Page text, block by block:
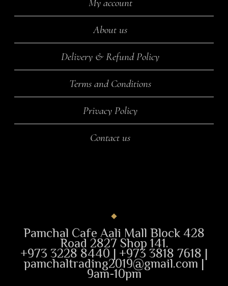
My account
About us
Delivery & Refund Policy
Terms and Conditions
Privacy Policy
Contact us
Pamchal Cafe Aali Mall Block 428
Road 2827 Shop 141.
+973 3228 8440 | +973 3818 7618 |
pamchaltrading2019@gmail.com |
9am-10pm